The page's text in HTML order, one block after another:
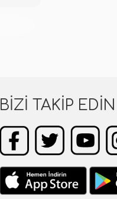
BIZI TAKIP EDIN